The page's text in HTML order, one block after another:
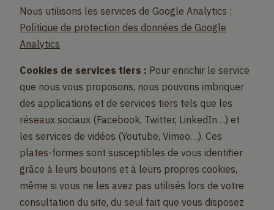
Nous utilisons les services de Google Analytics :
Politique de protection des données de Google
Analytics
Cookies de services tiers : Pour enrichir le service
que nous vous proposons, nous pouvons imbriquer
des applications et de services tiers tels que les
réseaux sociaux (Facebook, Twitter, LinkedIn…) et
les services de vidéos (Youtube, Vimeo…). Ces
plates-formes sont susceptibles de vous identifier
grâce à leurs boutons et à leurs propres cookies,
même si vous ne les avez pas utilisés lors de votre
consultation du site, du seul fait que vous disposez